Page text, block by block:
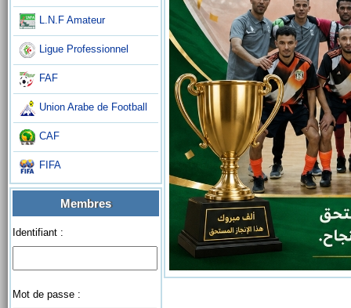
L.N.F Amateur
Ligue Professionnel
FAF
Union Arabe de Football
CAF
FIFA
Membres
Identifiant :
Mot de passe :